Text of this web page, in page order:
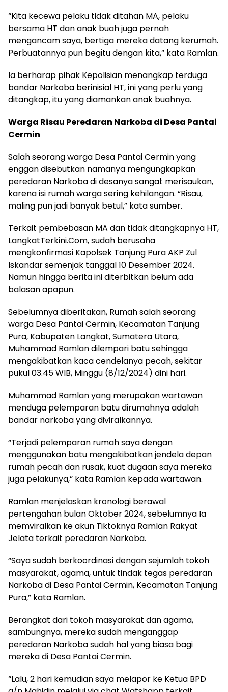
“Kita kecewa pelaku tidak ditahan MA, pelaku
bersama HT dan anak buah juga pernah
mengancam saya, bertiga mereka datang kerumah.
Perbuatannya pun begitu dengan kita,” kata Ramlan.
Ia berharap pihak Kepolisian menangkap terduga
bandar Narkoba berinisial HT, ini yang perlu yang
ditangkap, itu yang diamankan anak buahnya.
Warga Risau Peredaran Narkoba di Desa Pantai
Cermin
Salah seorang warga Desa Pantai Cermin yang
enggan disebutkan namanya mengungkapkan
peredaran Narkoba di desanya sangat merisaukan,
karena isi rumah warga sering kehilangan. “Risau,
maling pun jadi banyak betul,” kata sumber.
Terkait pembebasan MA dan tidak ditangkapnya HT,
LangkatTerkini.Com, sudah berusaha
mengkonfirmasi Kapolsek Tanjung Pura AKP Zul
Iskandar semenjak tanggal 10 Desember 2024.
Namun hingga berita ini diterbitkan belum ada
balasan apapun.
Sebelumnya diberitakan, Rumah salah seorang
warga Desa Pantai Cermin, Kecamatan Tanjung
Pura, Kabupaten Langkat, Sumatera Utara,
Muhammad Ramlan dilempari batu sehingga
mengakibatkan kaca cendelanya pecah, sekitar
pukul 03.45 WIB, Minggu (8/12/2024) dini hari.
Muhammad Ramlan yang merupakan wartawan
menduga pelemparan batu dirumahnya adalah
bandar narkoba yang diviralkannya.
“Terjadi pelemparan rumah saya dengan
menggunakan batu mengakibatkan jendela depan
rumah pecah dan rusak, kuat dugaan saya mereka
juga pelakunya,” kata Ramlan kepada wartawan.
Ramlan menjelaskan kronologi berawal
pertengahan bulan Oktober 2024, sebelumnya Ia
memviralkan ke akun Tiktoknya Ramlan Rakyat
Jelata terkait peredaran Narkoba.
“Saya sudah berkoordinasi dengan sejumlah tokoh
masyarakat, agama, untuk tindak tegas peredaran
Narkoba di Desa Pantai Cermin, Kecamatan Tanjung
Pura,” kata Ramlan.
Berangkat dari tokoh masyarakat dan agama,
sambungnya, mereka sudah menganggap
peredaran Narkoba sudah hal yang biasa bagi
mereka di Desa Pantai Cermin.
“Lalu, 2 hari kemudian saya melapor ke Ketua BPD